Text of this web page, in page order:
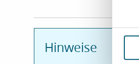
Hinweise